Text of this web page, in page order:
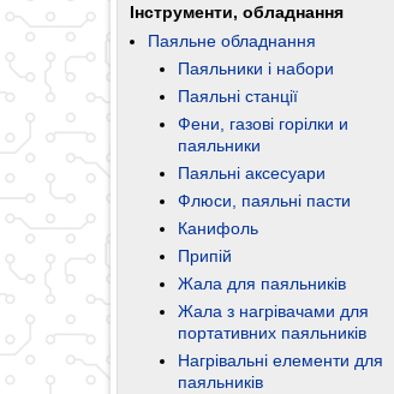
Інструменти, обладнання
Паяльне обладнання
Паяльники і набори
Паяльні станції
Фени, газові горілки и
паяльники
Паяльні аксесуари
Флюси, паяльні пасти
Канифоль
Припій
Жала для паяльників
Жала з нагрівачами для
портативних паяльників
Нагрівальні елементи для
паяльників